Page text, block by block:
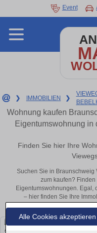
Alle Cookies akzeptieren
Event
❯ IMMOBILIEN ❯
Wohnung kaufen
Eigentumswohnung in
Finden Sie hier Ihre
Suchen Sie in
zum kaufen?
Eigentumswohnungen. Egal,
– hier finden Sie Ihre